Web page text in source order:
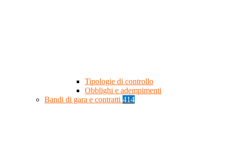
Tipologie di controllo
Obblighi e adempimenti
Bandi di gara e contratti 414